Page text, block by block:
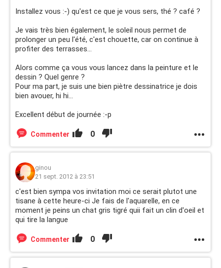
Installez vous :-) qu'est ce que je vous sers, thé ? café ?
Je vais très bien également, le soleil nous permet de
prolonger un peu l'été, c'est chouette, car on continue à
profiter des terrasses...
Alors comme ça vous vous lancez dans la peinture et le
dessin ? Quel genre ?
Pour ma part, je suis une bien piètre dessinatrice je dois
bien avouer, hi hi...
Excellent début de journée :-p
Commenter 0
ginou
21 sept. 2012 à 23:51
c'est bien sympa vos invitation moi ce serait plutot une
tisane à cette heure-ci Je fais de l'aquarelle, en ce
moment je peins un chat gris tigré quii fait un clin d'oeil et
qui tire la langue
Commenter 0